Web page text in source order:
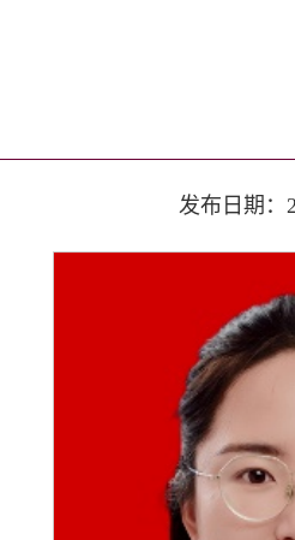
发布日期：